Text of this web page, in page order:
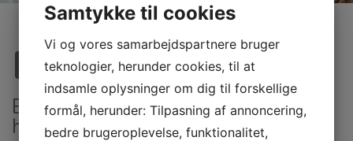
Broer
En porcelænsbro kan være svaret
hvis du mangler tænder
Samtykke til cookies
Vi og vores samarbejdspartnere bruger
teknologier, herunder cookies, til at
indsamle oplysninger om dig til forskellige
formål, herunder: Tilpasning af annoncering,
bedre brugeroplevelse, funktionalitet,